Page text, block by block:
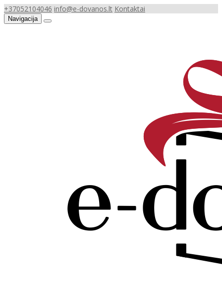
+37052104046 info@e-dovanos.lt Kontaktai
Navigacija